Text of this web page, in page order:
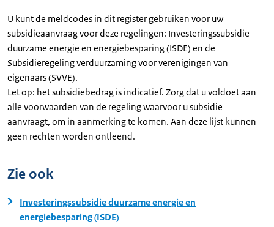
U kunt de meldcodes in dit register gebruiken voor uw
subsidieaanvraag voor deze regelingen: Investeringssubsidie
duurzame energie en energiebesparing (ISDE) en de
Subsidieregeling verduurzaming voor verenigingen van
eigenaars (SVVE).
Let op: het subsidiebedrag is indicatief. Zorg dat u voldoet aan
alle voorwaarden van de regeling waarvoor u subsidie
aanvraagt, om in aanmerking te komen. Aan deze lijst kunnen
geen rechten worden ontleend.
Zie ook
Investeringssubsidie duurzame energie en
energiebesparing (ISDE)